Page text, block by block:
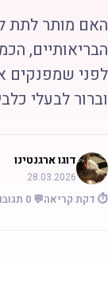
מותר לתת
שמפנקים
לבעלי
דוגו ארגנטינו
28.03.2026
דקת קריאה💬 0 תגובות